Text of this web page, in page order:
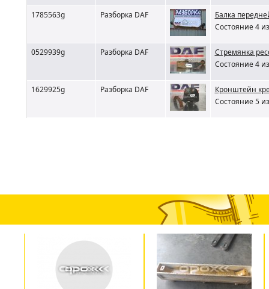
1785563g Разборка DAF
Балка
Состояние 4
0529939g Разборка DAF
Cтремянка
Состояние 4
1629925g Разборка DAF
Кронштейн
Состояние 5